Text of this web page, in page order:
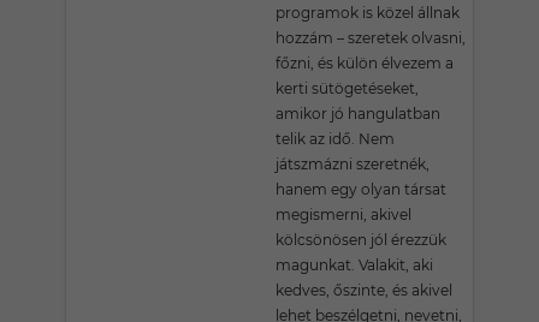
programok is közel állnak
hozzám – szeretek olvasni,
főzni, és külön élvezem a
kerti sütögetéseket,
amikor jó hangulatban
telik az idő. Nem
játszmázni szeretnék,
hanem egy olyan társat
megismerni, akivel
kölcsönösen jól érezzük
magunkat. Valakit, aki
kedves, őszinte, és akivel
lehet beszélgetni, nevetni,